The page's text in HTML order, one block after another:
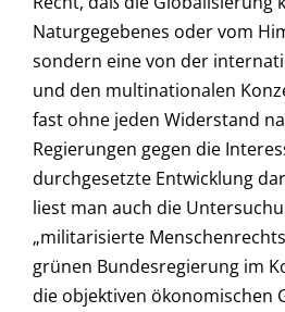
Naturgegebenes oder vom
sondern eine von der
und den multinationalen
fast ohne jeden Widerstand
Regierungen gegen die
durchgesetzte Entwicklung
liest man auch die
„militarisierte
grünen Bundesregierung im
die objektiven ökonomischen